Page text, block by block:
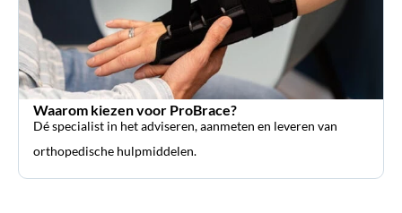
Waarom kiezen voor ProBrace?
Dé specialist in het adviseren, aanmeten en leveren van
orthopedische hulpmiddelen.